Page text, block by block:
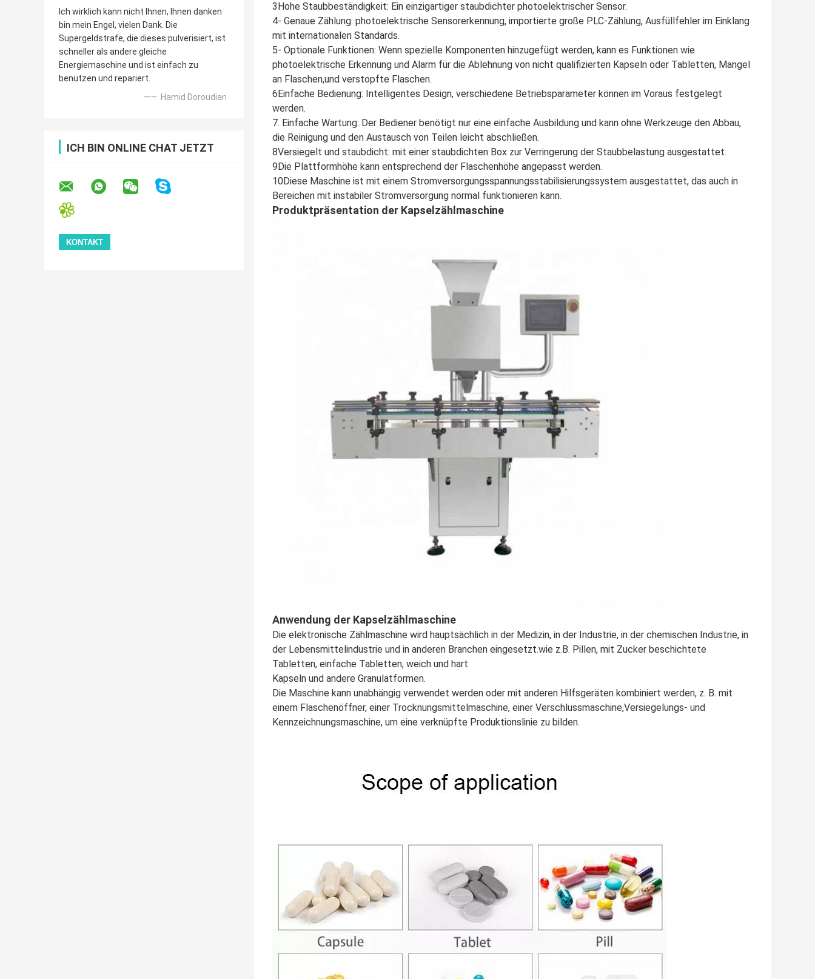
Ich wirklich kann nicht Ihnen, Ihnen danken
bin mein Engel, vielen Dank. Die
Supergeldstrafe, die dieses pulverisiert, ist
schneller als andere gleiche
Energiemaschine und ist einfach zu
benützen und repariert.
—— Hamid Doroudian
ICH BIN ONLINE CHAT JETZT
3Hohe Staubbeständigkeit: Ein einzigartiger staubdichter photoelektrischer Sensor.
4- Genaue Zählung: photoelektrische Sensorerkennung, importierte große PLC-Zählung, Ausfüllfehler im Einklang
mit internationalen Standards.
5- Optionale Funktionen: Wenn spezielle Komponenten hinzugefügt werden, kann es Funktionen wie
photoelektrische Erkennung und Alarm für die Ablehnung von nicht qualifizierten Kapseln oder Tabletten, Mangel
an Flaschen,und verstopfte Flaschen.
6Einfache Bedienung: Intelligentes Design, verschiedene Betriebsparameter können im Voraus festgelegt
werden.
7. Einfache Wartung: Der Bediener benötigt nur eine einfache Ausbildung und kann ohne Werkzeuge den Abbau,
die Reinigung und den Austausch von Teilen leicht abschließen.
8Versiegelt und staubdicht: mit einer staubdichten Box zur Verringerung der Staubbelastung ausgestattet.
9Die Plattformhöhe kann entsprechend der Flaschenhöhe angepasst werden.
10Diese Maschine ist mit einem Stromversorgungsspannungsstabilisierungssystem ausgestattet, das auch in
Bereichen mit instabiler Stromversorgung normal funktionieren kann.
Produktpräsentation der Kapselzählmaschine
Anwendung der Kapselzählmaschine
Die elektronische Zählmaschine wird hauptsächlich in der Medizin, in der Industrie, in der chemischen Industrie, in
der Lebensmittelindustrie und in anderen Branchen eingesetzt.wie z.B. Pillen, mit Zucker beschichtete
Tabletten, einfache Tabletten, weich und hart
Kapseln und andere Granulatformen.
Die Maschine kann unabhängig verwendet werden oder mit anderen Hilfsgeräten kombiniert werden, z. B. mit
einem Flaschenöffner, einer Trocknungsmittelmaschine, einer Verschlussmaschine,Versiegelungs- und
Kennzeichnungsmaschine, um eine verknüpfte Produktionslinie zu bilden.